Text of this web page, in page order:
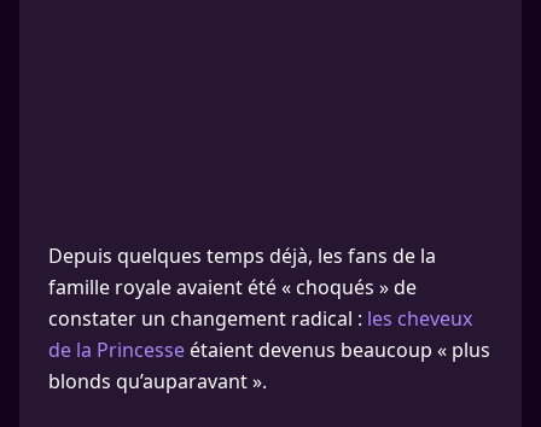
Depuis quelques temps déjà, les fans de la
famille royale avaient été « choqués » de
constater un changement radical : les cheveux
de la Princesse étaient devenus beaucoup « plus
blonds qu’auparavant ».